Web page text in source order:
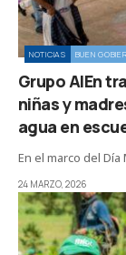
NOTICIAS BUEN
Grupo AlEn
niñas y
agua en
En el marco del
24 MARZO, 2026